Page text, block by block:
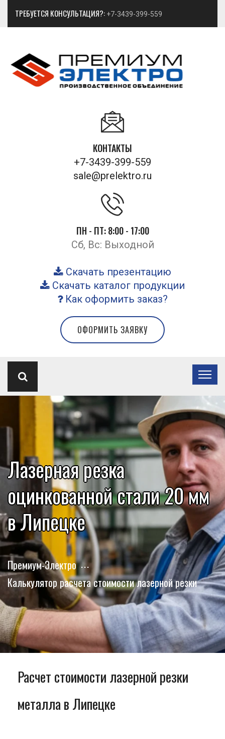
ТРЕБУЕТСЯ КОНСУЛЬТАЦИЯ?: +7-3439-399-559
КОНТАКТЫ
+7-3439-399-559
sale@prelektro.ru
ПН - ПТ: 8:00 - 17:00
Сб, Вс: Выходной
Скачать презентацию
Скачать каталог продукции
Как оформить заказ?
ОФОРМИТЬ ЗАЯВКУ
Лазерная резка
оцинкованной стали 20 мм
в Липецке
Премиум-Электро
Калькулятор расчета стоимости лазерной резки
Расчет стоимости лазерной резки
металла в Липецке